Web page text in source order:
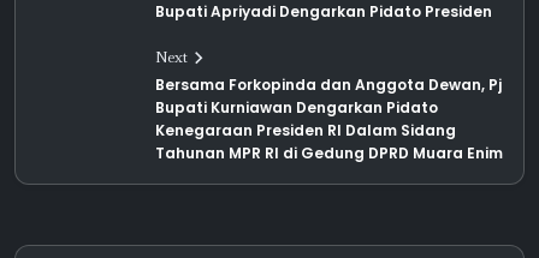
Bupati Apriyadi Dengarkan Pidato Presiden
Next
Bersama Forkopinda dan Anggota Dewan, Pj
Bupati Kurniawan Dengarkan Pidato
Kenegaraan Presiden RI Dalam Sidang
Tahunan MPR RI di Gedung DPRD Muara Enim